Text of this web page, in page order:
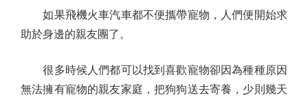
如果飛機火車汽車都不便攜帶寵物，人們便開始求
助於身邊的親友團了。
很多時候人們都可以找到喜歡寵物卻因為種種原因
無法擁有寵物的親友家庭，把狗狗送去寄養，少則幾天